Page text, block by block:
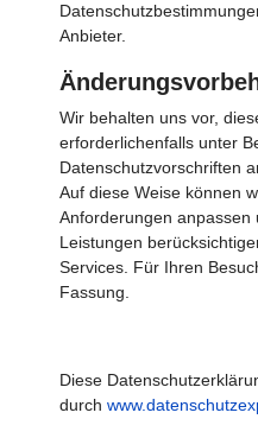
Anbieter.
Wir behalten uns vor,
erforderlichenfalls unter
Datenschutzvorschriften
Auf diese Weise können
Anforderungen
Leistungen
Services. Für Ihren
Fassung.
Diese
durch